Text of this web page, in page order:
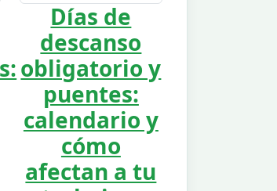
Días de
descanso
obligatorio y
puentes:
calendario y
cómo
afectan a tu